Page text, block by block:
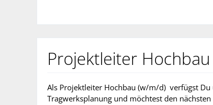
Projektleiter
Als Projektleiter Hochbau (w/m/d) verfügst
Tragwerksplanung und möchtest den